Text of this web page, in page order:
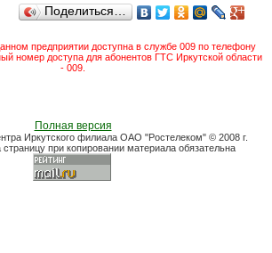
Поделиться…
предприятии доступна в службе 009 по телефону
номер доступа для абонентов ГТС Иркутской области
- 009.
Полная версия
Иркутского филиала ОАО "Ростелеком" © 2008 г.
при копировании материала обязательна